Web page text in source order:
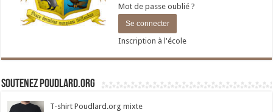
Mot de passe oublié ?
Inscription à l'école
Soutenez Poudlard.org
T-shirt Poudlard.org mixte